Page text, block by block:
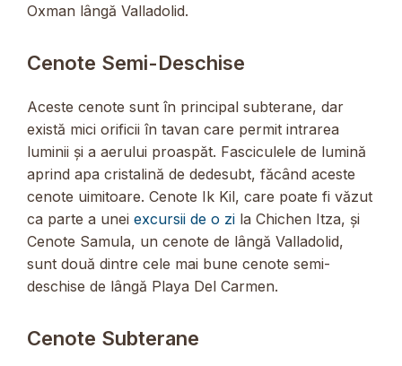
Oxman lângă Valladolid.
Cenote Semi-Deschise
Aceste cenote sunt în principal subterane, dar
există mici orificii în tavan care permit intrarea
luminii și a aerului proaspăt. Fasciculele de lumină
aprind apa cristalină de dedesubt, făcând aceste
cenote uimitoare. Cenote Ik Kil, care poate fi văzut
ca parte a unei excursii de o zi la Chichen Itza, și
Cenote Samula, un cenote de lângă Valladolid,
sunt două dintre cele mai bune cenote semi-
deschise de lângă Playa Del Carmen.
Cenote Subterane